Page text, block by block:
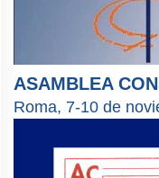
ASAMBLEA
Roma, 7-10 de